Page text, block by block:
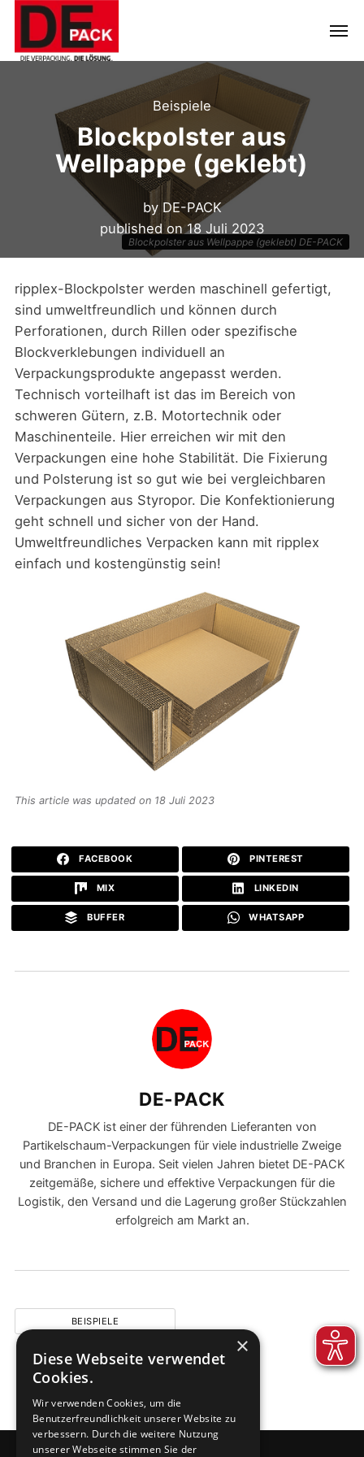
Beispiele
Blockpolster aus
Wellpappe (geklebt)
by DE-PACK
published on18 Juli 2023
Blockpolster aus Wellpappe (geklebt) DE-PACK
ripplex-Blockpolster werden maschinell gefertigt,
sind umweltfreundlich und können durch
Perforationen, durch Rillen oder spezifische
Blockverklebungen individuell an
Verpackungsprodukte angepasst werden.
Technisch vorteilhaft ist das im Bereich von
schweren Gütern, z.B. Motortechnik oder
Maschinenteile. Hier erreichen wir mit den
Verpackungen eine hohe Stabilität. Die Fixierung
und Polsterung ist so gut wie bei vergleichbaren
Verpackungen aus Styropor. Die Konfektionierung
geht schnell und sicher von der Hand.
Umweltfreundliches Verpacken kann mit ripplex
einfach und kostengünstig sein!
This article was updated on 18 Juli 2023
FACEBOOK PINTEREST
MIX LINKEDIN
BUFFER WHATSAPP
DE-PACK
DE-PACK ist einer der führenden Lieferanten von
Partikelschaum-Verpackungen für viele industrielle Zweige
und Branchen in Europa. Seit vielen Jahren bietet DE-PACK
zeitgemäße, sichere und effektive Verpackungen für die
Logistik, den Versand und die Lagerung großer Stückzahlen
erfolgreich am Markt an.
BEISPIELE
×
Diese Webseite verwendet
Cookies.
Wir verwenden Cookies, um die
Benutzerfreundlichkeit unserer Website zu
verbessern. Durch die weitere Nutzung
unserer Webseite stimmen Sie der